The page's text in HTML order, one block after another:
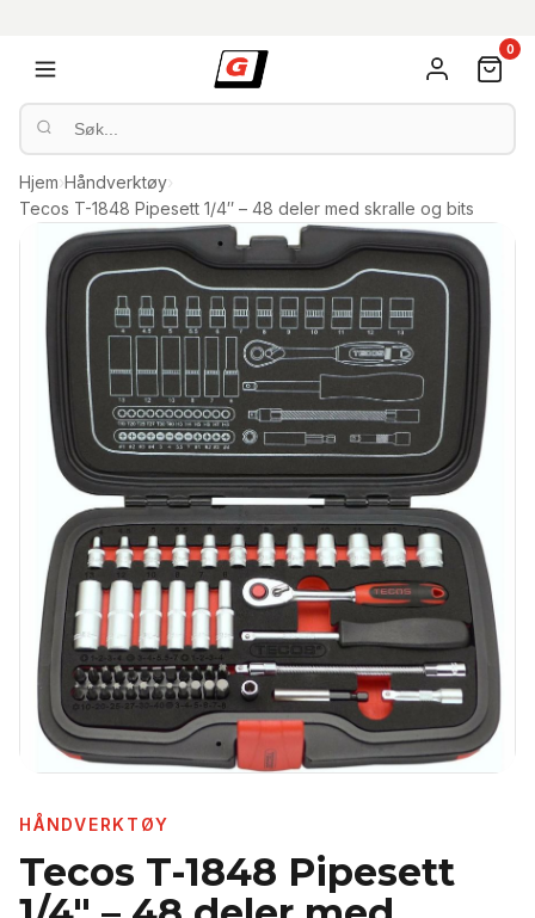
0
Hjem›Håndverktøy›
Tecos T-1848 Pipesett 1/4″ – 48 deler med skralle og bits
HÅNDVERKTØY
Tecos T-1848 Pipesett